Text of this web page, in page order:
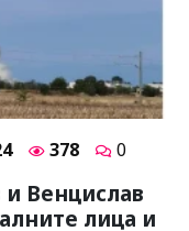
378 0
Венцислав
лица и